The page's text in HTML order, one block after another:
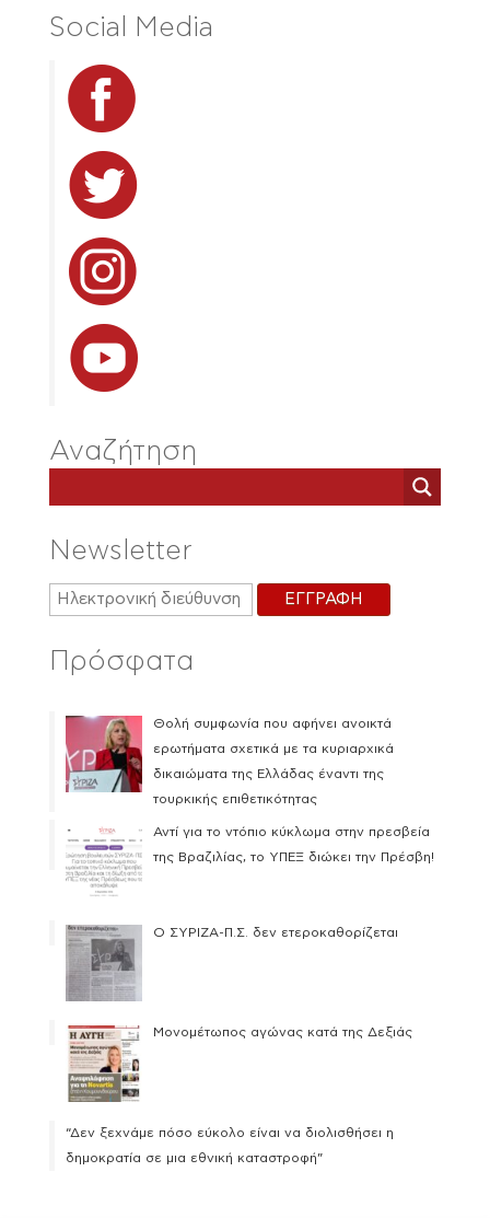
Social Media
Αναζήτηση
Newsletter
Πρόσφατα
Θολή συμφωνία που αφήνει ανοικτά
ερωτήματα σχετικά με τα κυριαρχικά
δικαιώματα της Ελλάδας έναντι της
τουρκικής επιθετικότητας
Αντί για το ντόπιο κύκλωμα στην πρεσβεία
της Βραζιλίας, το ΥΠΕΞ διώκει την Πρέσβη!
Ο ΣΥΡΙΖΑ-Π.Σ. δεν ετεροκαθορίζεται
Μονομέτωπος αγώνας κατά της Δεξιάς
“Δεν ξεχνάμε πόσο εύκολο είναι να διολισθήσει η
δημοκρατία σε μια εθνική καταστροφή”